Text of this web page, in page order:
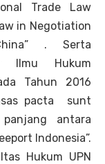
Trade Law
in Negotiation
. Serta
Ilmu Hukum
Tahun 2016
pacta sunt
antara
Indonesia”.
Hukum UPN